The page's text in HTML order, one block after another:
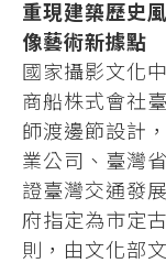
重現建築歷史
像藝術新據點
國家攝影文化
商船株式會社
師渡邊節設計
業公司、臺灣
證臺灣交通發
府指定為市定
則，由文化部